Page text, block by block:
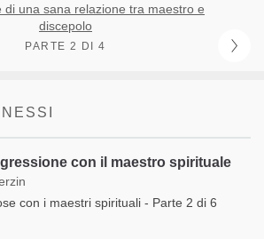
di una sana relazione tra maestro e
discepolo
PARTE 2 DI 4
con il maestro spirituale
con i maestri spirituali - Parte 2 di 6